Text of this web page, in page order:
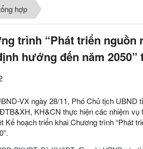
hợp
trình “Phát triển nguồn
hướng đến năm
VX ngày 28/11, Phó Chủ tịch
KH&CN thực hiện các nhiệm
hoạch triển khai Chương trình “Phát